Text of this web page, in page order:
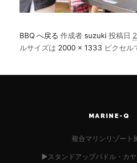
BBQ へ戻る 作成者 suzuki 投稿日
ルサイズは 2000 × 1333 ピクセル
MARINE-Q
複合マリンリゾート
▶︎スタンドアップパドル・カ